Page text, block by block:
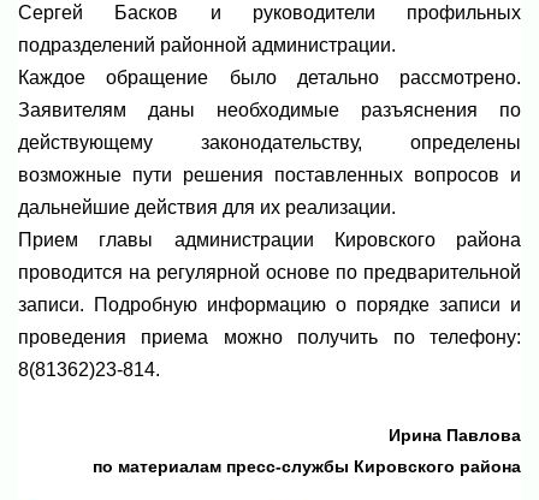
Сергей Басков и руководители профильных
подразделений районной администрации.
Каждое обращение было детально рассмотрено.
Заявителям даны необходимые разъяснения по
действующему законодательству, определены
возможные пути решения поставленных вопросов и
дальнейшие действия для их реализации.
Прием главы администрации Кировского района
проводится на регулярной основе по предварительной
записи. Подробную информацию о порядке записи и
проведения приема можно получить по телефону:
8(81362)23-814.
Ирина Павлова
по материалам пресс-службы Кировского района